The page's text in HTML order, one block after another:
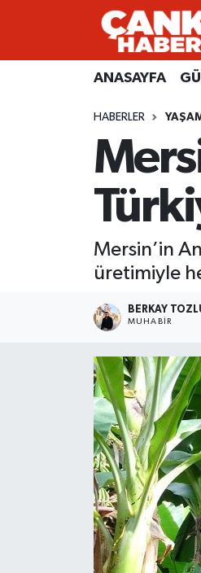
ANASAYFA
HABERLER
Mersin’in
üretimiyle
BERKAY
MUHABIR
ANASAYFA
SİYASET
RESMİ İLANLAR
Künye
Gizlilik Sözleşmesi
BİYOGRAFİLER
GÜNDEM
KÜLTÜR SANAT
MAGAZİN
SAĞLIK
SİYASET
Merkez Hava Durumu
Süper Lig Puan Durumu
Tüm Manşetler
Haber Arşivi